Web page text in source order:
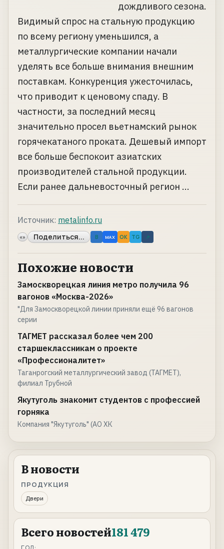
дождливого сезона.
Видимый спрос на стальную продукцию
по всему региону уменьшился, а
металлургические компании начали
уделять все больше внимания внешним
поставкам. Конкуренция ужесточилась,
что приводит к ценовому спаду. В
частности, за последний месяц
значительно просел вьетнамский рынок
горячекатаного проката. Дешевый импорт
все больше беспокоит азиатских
производителей стальной продукции.
Если ранее дальневосточный регион ...
Источник: metalinfo.ru
«» Поделиться... B MAX OK TG ↗
Похожие новости
Замоскворецкая линия метро получила 96
вагонов «Москва-2026»
"Для Замоскворецкой линии приняли ещё 96 вагонов
серии
ТАГМЕТ рассказал более чем 200
старшеклассникам о проекте
«Профессионалитет»
Таганрогский металлургический завод (ТАГМЕТ),
филиал Трубной
Якутуголь знакомит студентов с профессией
горняка
Компания "Якутуголь" (АО ХК
В новости
ПРОДУКЦИЯ
Двери
Всего новостей181 479